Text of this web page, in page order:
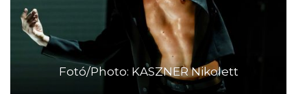
Fotó/Photo: KASZNER Nikolett